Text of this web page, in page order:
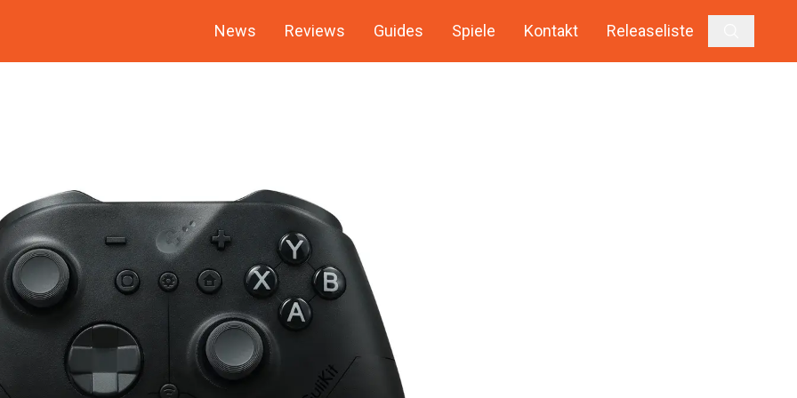
News Reviews Guides Spiele Kontakt Releaseliste